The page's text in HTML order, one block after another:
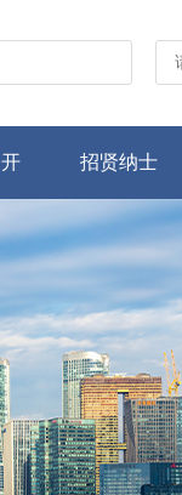
招贤纳士